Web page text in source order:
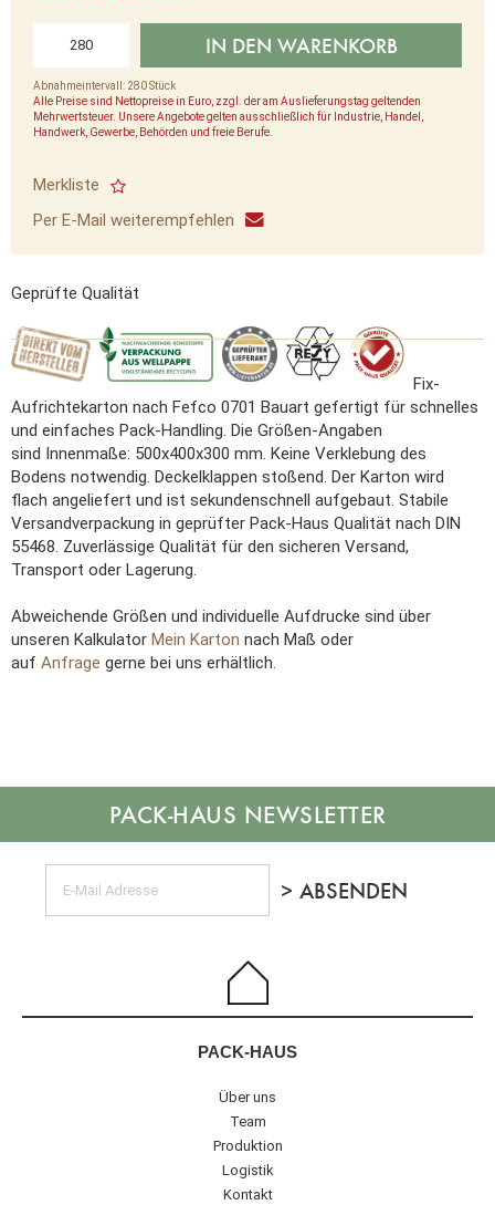
Abnahmeintervall: 280 Stück
Alle Preise sind Nettopreise in Euro, zzgl. der am Auslieferungstag geltenden
Mehrwertsteuer. Unsere Angebote gelten ausschließlich für Industrie, Handel,
Handwerk, Gewerbe, Behörden und freie Berufe.
IN DEN WARENKORB
Merkliste
Per E-Mail weiterempfehlen
Geprüfte Qualität
Fix-
Aufrichtekarton nach Fefco 0701 Bauart gefertigt für schnelles
und einfaches Pack-Handling. Die Größen-Angaben
sind Innenmaße: 500x400x300 mm. Keine Verklebung des
Bodens notwendig. Deckelklappen stoßend. Der Karton wird
flach angeliefert und ist sekundenschnell aufgebaut. Stabile
Versandverpackung in geprüfter Pack-Haus Qualität nach DIN
55468. Zuverlässige Qualität für den sicheren Versand,
Transport oder Lagerung.
Abweichende Größen und individuelle Aufdrucke sind über
unseren Kalkulator Mein Karton nach Maß oder
auf Anfrage gerne bei uns erhältlich.
NEWSLETTER
PACK-HAUS
Über uns
Team
Produktion
Logistik
Kontakt